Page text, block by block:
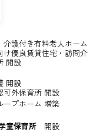
護付き有料老人ホーム
け優良賃貸住宅・訪問介
開設
開設
外保育所 開設
プホーム 増築
童保育所開設